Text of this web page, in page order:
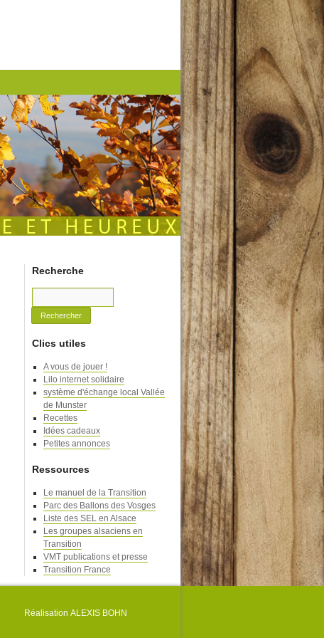
Recherche
Clics utiles
A vous de jouer !
Lilo internet solidaire
système d'échange local Vallée
de Munster
Recettes
Idées cadeaux
Petites annonces
Ressources
Le manuel de la Transition
Parc des Ballons des Vosges
Liste des SEL en Alsace
Les groupes alsaciens en
Transition
VMT publications et presse
Transition France
Réalisation ALEXIS BOHN